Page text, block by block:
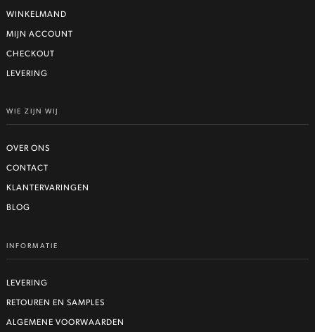
WINKELMAND
MIJN ACCOUNT
CHECKOUT
LEVERING
WIE ZIJN WIJ
OVER ONS
CONTACT
KLANTERVARINGEN
BLOG
INFORMATIE
LEVERING
RETOUREN EN SAMPLES
ALGEMENE VOORWAARDEN